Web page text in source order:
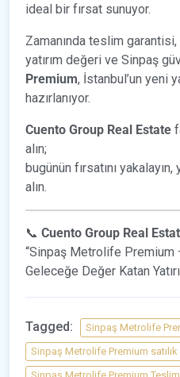
ideal bir fırsat sunuyor.
Zamanında teslim
yatırım değeri ve Sinpaş
Premium, İstanbul’un yeni
hazırlanıyor.
Cuento Group Real Estate
alın;
bugünün fırsatını
alın.
📞 Cuento Group Real
“Sinpaş Metrolife Premium
Geleceğe Değer Katan
Tagged:
Sinpaş Metrolife
Sinpaş Metrolife Premium